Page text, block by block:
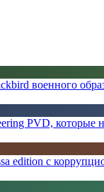
военного
PVD,
edition с